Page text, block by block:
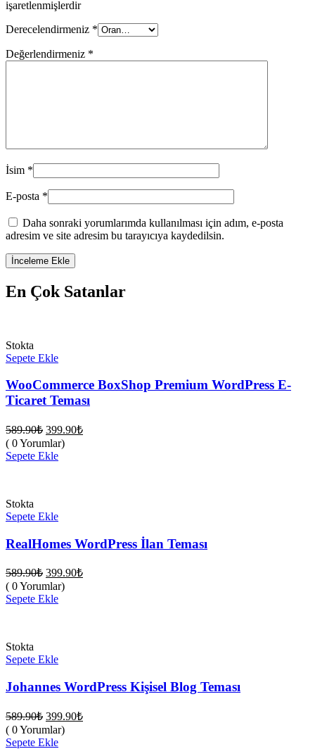
işaretlenmişlerdir
Derecelendirmeniz *
Değerlendirmeniz *
İsim *
E-posta *
Daha sonraki yorumlarımda kullanılması için adım, e-posta
adresim ve site adresim bu tarayıcıya kaydedilsin.
En Çok Satanlar
Stokta
Sepete Ekle
WooCommerce BoxShop Premium WordPress E-
Ticaret Teması
589.90₺ Orijinal
fiyat:
589.90₺.
399.90₺Şu
( 0 Yorumlar)
Sepete Ekle
Stokta
Sepete Ekle
RealHomes WordPress İlan Teması
589.90₺ Orijinal
fiyat:
589.90₺.
399.90₺Şu
( 0 Yorumlar)
Sepete Ekle
Stokta
Sepete Ekle
Johannes WordPress Kişisel Blog Teması
589.90₺ Orijinal
fiyat:
589.90₺.
399.90₺Şu
( 0 Yorumlar)
Sepete Ekle